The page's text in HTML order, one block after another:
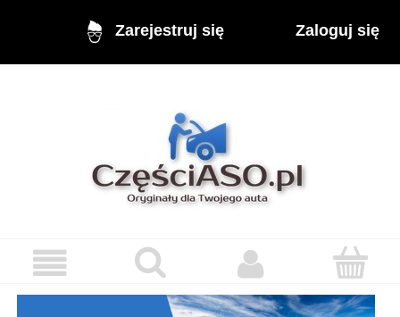
Zarejestruj się Zaloguj się